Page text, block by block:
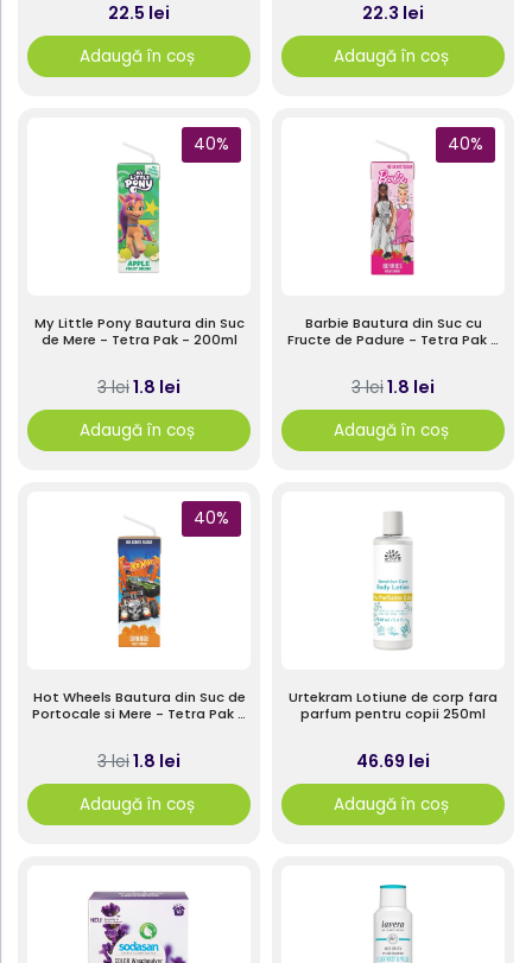
22.5 lei
Adaugă în coș
22.3 lei
Adaugă în coș
40%
My Little Pony Bautura din Suc
de Mere - Tetra Pak - 200ml
3 lei1.8 lei
Adaugă în coș
40%
Barbie Bautura din Suc cu
Fructe de Padure - Tetra Pak -
3 lei1.8 lei
Adaugă în coș
40%
Hot Wheels Bautura din Suc de
Portocale si Mere - Tetra Pak -
3 lei1.8 lei
Adaugă în coș
Urtekram Lotiune de corp fara
parfum pentru copii 250ml
46.69 lei
Adaugă în coș